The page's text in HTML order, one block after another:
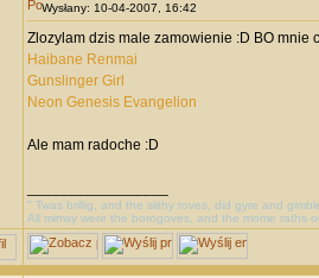
Wysłany: 10-04-2007, 16:42
Zlozylam dzis male zamowienie :D BO mnie
Haibane Renmai
Gunslinger Girl
Neon Genesis Evangelion
Ale mam radoche :D
" Twas brillig, and the slithy toves, did gyre and
All mimsy were the borogoves, and the mome raths